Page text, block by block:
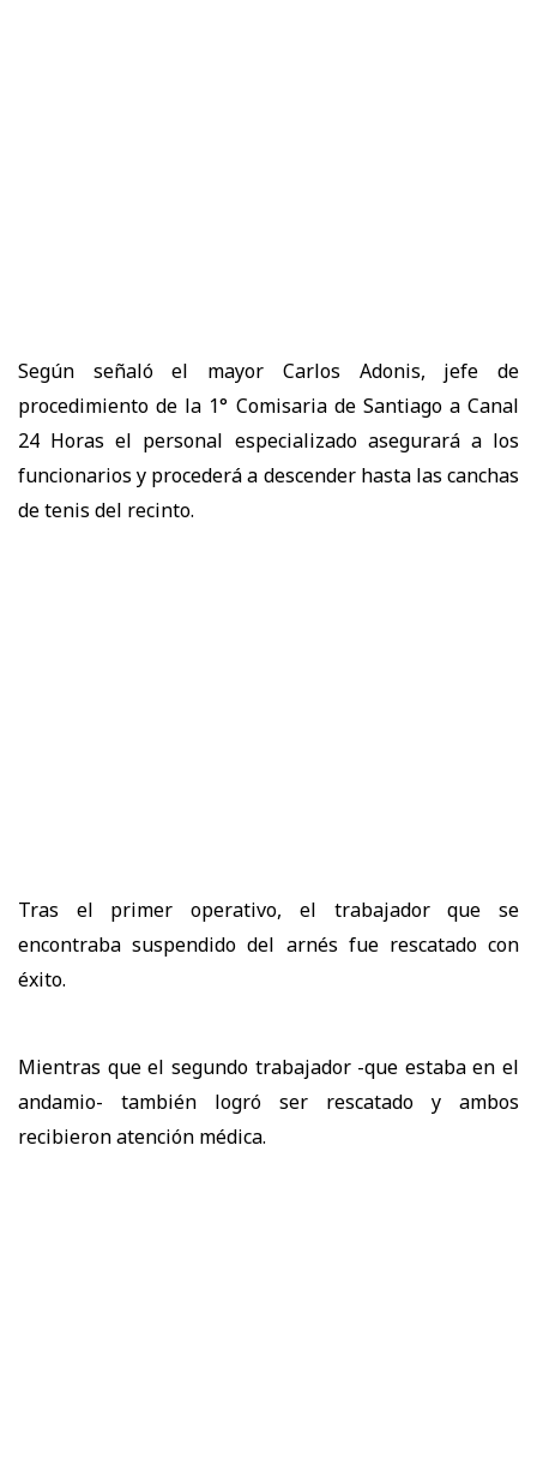
Según señaló el mayor Carlos Adonis, jefe de
procedimiento de la 1° Comisaria de Santiago a Canal
24 Horas el personal especializado asegurará a los
funcionarios y procederá a descender hasta las canchas
de tenis del recinto.
Tras el primer operativo, el trabajador que se
encontraba suspendido del arnés fue rescatado con
éxito.
Mientras que el segundo trabajador -que estaba en el
andamio- también logró ser rescatado y ambos
recibieron atención médica.